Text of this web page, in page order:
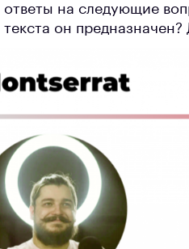
ответы на следующие
текста он